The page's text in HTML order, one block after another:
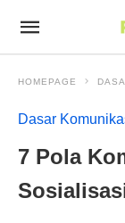
HOMEPAGE
Dasar
7 Pola